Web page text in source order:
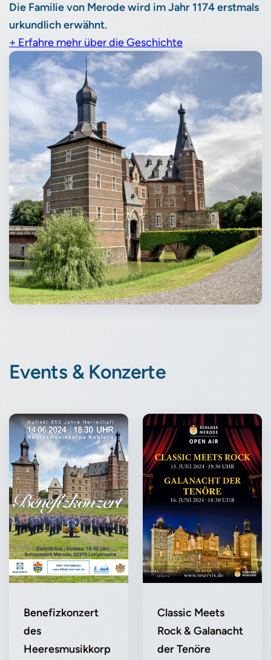
Die Familie von Merode wird im Jahr 1174 erstmals
urkundlich erwähnt.
+ Erfahre mehr über die Geschichte
Events & Konzerte
Benefizkonzert
des
Heeresmusikkorp
Classic Meets
Rock & Galanacht
der Tenöre